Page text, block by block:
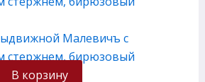
Малевичъ с
стержнем, бирюзовый
В корзину